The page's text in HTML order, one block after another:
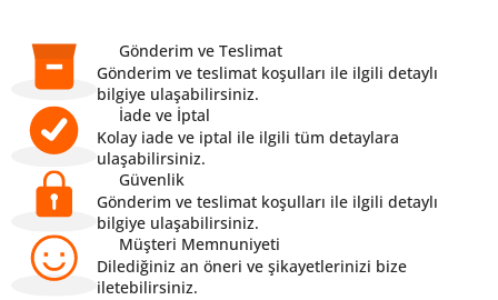
Gönderim ve Teslimat
Gönderim ve teslimat koşulları ile ilgili detaylı
bilgiye ulaşabilirsiniz.
İade ve İptal
Kolay iade ve iptal ile ilgili tüm detaylara
ulaşabilirsiniz.
Güvenlik
Gönderim ve teslimat koşulları ile ilgili detaylı
bilgiye ulaşabilirsiniz.
Müşteri Memnuniyeti
Dilediğiniz an öneri ve şikayetlerinizi bize
iletebilirsiniz.